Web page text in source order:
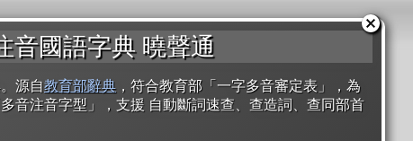
音國語字典 曉聲通
源自教育部辭典 ，符合教育部「一字多音審定表」，為
音注音字型」，支援 自動斷詞速查、查造詞、查同部首